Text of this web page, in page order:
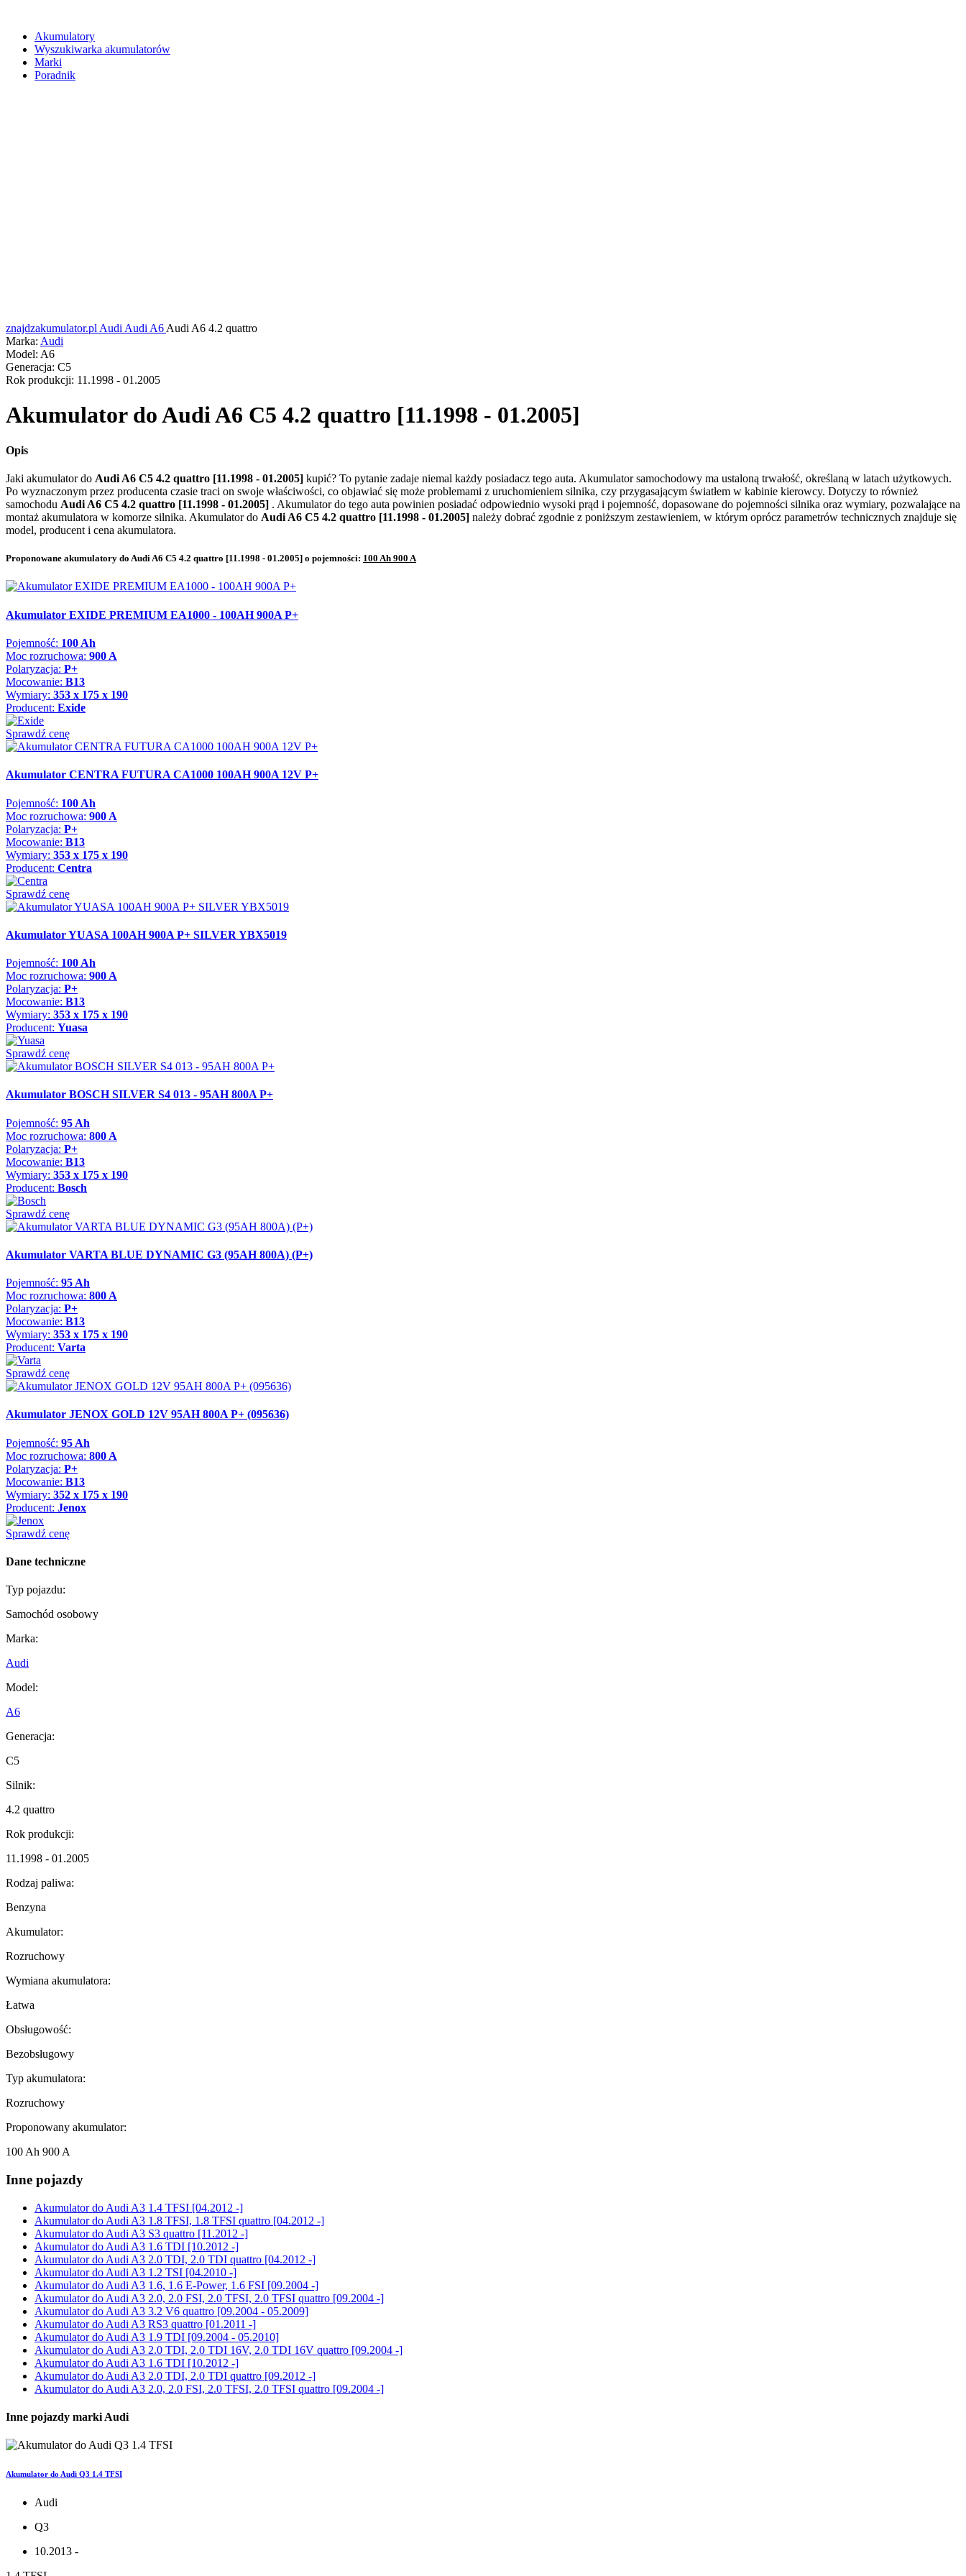
Akumulatory
Wyszukiwarka akumulatorów
Marki
Poradnik
znajdzakumulator.pl Audi Audi A6 Audi A6 4.2 quattro
Marka: Audi
Model: A6
Generacja: C5
Rok produkcji: 11.1998 - 01.2005
Akumulator doAudi A6 C5 4.2 quattro [11.1998 - 01.2005]
Opis
Jaki akumulator do Audi A6 C5 4.2 quattro [11.1998 - 01.2005] kupić? To pytanie zadaje niemal każdy posiadacz tego auta. Akumulator samochodowy ma ustaloną trwałość, określaną w latach użytkowych.
Po wyznaczonym przez producenta czasie traci on swoje właściwości, co objawiać się może problemami z uruchomieniem silnika, czy przygasającym światłem w kabinie kierowcy. Dotyczy to również
samochodu Audi A6 C5 4.2 quattro [11.1998 - 01.2005] . Akumulator do tego auta powinien posiadać odpowiednio wysoki prąd i pojemność, dopasowane do pojemności silnika oraz wymiary, pozwalające na
montaż akumulatora w komorze silnika. Akumulator do Audi A6 C5 4.2 quattro [11.1998 - 01.2005] należy dobrać zgodnie z poniższym zestawieniem, w którym oprócz parametrów technicznych znajduje się
model, producent i cena akumulatora.
Proponowane akumulatory do Audi A6 C5 4.2 quattro [11.1998 - 01.2005] o pojemności: 100 Ah 900 A
Akumulator EXIDE PREMIUM EA1000 - 100AH 900A P+
Pojemność: 100 Ah
Moc rozruchowa: 900 A
Polaryzacja: P+
Mocowanie: B13
Wymiary: 353 x 175 x 190
Producent: Exide
Sprawdź cenę
Akumulator CENTRA FUTURA CA1000 100AH 900A 12V P+
Pojemność: 100 Ah
Moc rozruchowa: 900 A
Polaryzacja: P+
Mocowanie: B13
Wymiary: 353 x 175 x 190
Producent: Centra
Sprawdź cenę
Akumulator YUASA 100AH 900A P+ SILVER YBX5019
Pojemność: 100 Ah
Moc rozruchowa: 900 A
Polaryzacja: P+
Mocowanie: B13
Wymiary: 353 x 175 x 190
Producent: Yuasa
Sprawdź cenę
Akumulator BOSCH SILVER S4 013 - 95AH 800A P+
Pojemność: 95 Ah
Moc rozruchowa: 800 A
Polaryzacja: P+
Mocowanie: B13
Wymiary: 353 x 175 x 190
Producent: Bosch
Sprawdź cenę
Akumulator VARTA BLUE DYNAMIC G3 (95AH 800A) (P+)
Pojemność: 95 Ah
Moc rozruchowa: 800 A
Polaryzacja: P+
Mocowanie: B13
Wymiary: 353 x 175 x 190
Producent: Varta
Sprawdź cenę
Akumulator JENOX GOLD 12V 95AH 800A P+ (095636)
Pojemność: 95 Ah
Moc rozruchowa: 800 A
Polaryzacja: P+
Mocowanie: B13
Wymiary: 352 x 175 x 190
Producent: Jenox
Sprawdź cenę
Dane techniczne
Typ pojazdu:
Samochód osobowy
Marka:
Audi
Model:
A6
Generacja:
C5
Silnik:
4.2 quattro
Rok produkcji:
11.1998 - 01.2005
Rodzaj paliwa:
Benzyna
Akumulator:
Rozruchowy
Wymiana akumulatora:
Łatwa
Obsługowość:
Bezobsługowy
Typ akumulatora:
Rozruchowy
Proponowany akumulator:
100 Ah 900 A
Inne pojazdy
Akumulator do Audi A3 1.4 TFSI [04.2012 -]
Akumulator do Audi A3 1.8 TFSI, 1.8 TFSI quattro [04.2012 -]
Akumulator do Audi A3 S3 quattro [11.2012 -]
Akumulator do Audi A3 1.6 TDI [10.2012 -]
Akumulator do Audi A3 2.0 TDI, 2.0 TDI quattro [04.2012 -]
Akumulator do Audi A3 1.2 TSI [04.2010 -]
Akumulator do Audi A3 1.6, 1.6 E-Power, 1.6 FSI [09.2004 -]
Akumulator do Audi A3 2.0, 2.0 FSI, 2.0 TFSI, 2.0 TFSI quattro [09.2004 -]
Akumulator do Audi A3 3.2 V6 quattro [09.2004 - 05.2009]
Akumulator do Audi A3 RS3 quattro [01.2011 -]
Akumulator do Audi A3 1.9 TDI [09.2004 - 05.2010]
Akumulator do Audi A3 2.0 TDI, 2.0 TDI 16V, 2.0 TDI 16V quattro [09.2004 -]
Akumulator do Audi A3 1.6 TDI [10.2012 -]
Akumulator do Audi A3 2.0 TDI, 2.0 TDI quattro [09.2012 -]
Akumulator do Audi A3 2.0, 2.0 FSI, 2.0 TFSI, 2.0 TFSI quattro [09.2004 -]
Inne pojazdy marki Audi
Akumulator do Audi Q3 1.4 TFSI
Audi
Q3
10.2013 -